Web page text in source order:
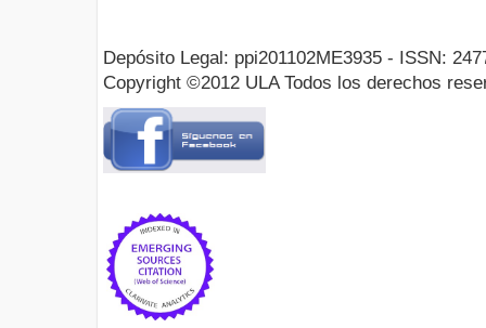
Depósito Legal: ppi201102ME3935 - ISSN:
Copyright ©2012 ULA Todos los derechos